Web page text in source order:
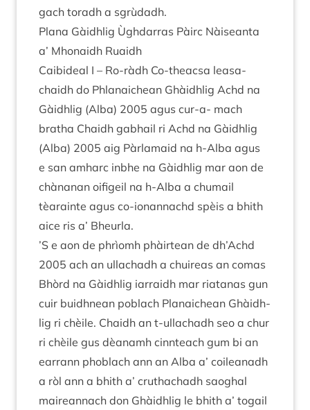
gach toradh a sgrùdadh.
Plana Gàidh­lig Ùgh­dar­ras Pàirc Nàiseanta
a’ Mhon­aidh Ruaidh
Cai­bideal I – Ro-ràdh Co-theac­sa leas­a­
chaidh do Phlanaichean Ghàidh­lig Achd na
Gàidh­lig (Alba) 2005 agus cur-a- mach
bratha Chaidh gabhail ri Achd na Gàidh­lig
(Alba) 2005 aig Pàr­la­maid na h‑Alba agus
e san amharc inbhe na Gàidh­lig mar aon de
chàn­anan oifi­geil na h‑Alba a chu­mail
tèarainte agus co-ion­an­nachd spèis a bhith
aice ris a’ Bheurla.
’S e aon de phrìomh phàirtean de dh’Achd
2005 ach an ullachadh a chuire­as an comas
Bhòrd na Gàidh­lig iar­raidh mar riatanas gun
cuir buidh­nean poblach Planaichean Ghàidh­
lig ri chèile. Chaidh an t‑ullachadh seo a chur
ri chèile gus dèanamh cin­nteach gum bi an
earrann pho­blach ann an Alba a’ coileanadh
a ròl ann a bhith a’ cruthachadh saoghal
maire­an­nach don Ghàidh­lig le bhith a’ togail